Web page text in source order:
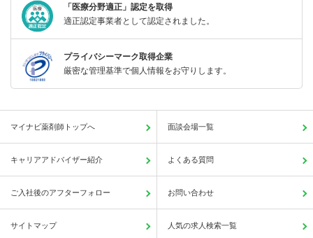
「医療分野適正」認定を取得
適正認定事業者として認定されました。
プライバシーマーク取得企業
厳密な管理基準で個人情報をお守りします。
マイナビ薬剤師トップへ 面談会場一覧
キャリアアドバイザー紹介 よくある質問
ご入社後のアフターフォロー お問い合わせ
サイトマップ 人気の求人検索一覧